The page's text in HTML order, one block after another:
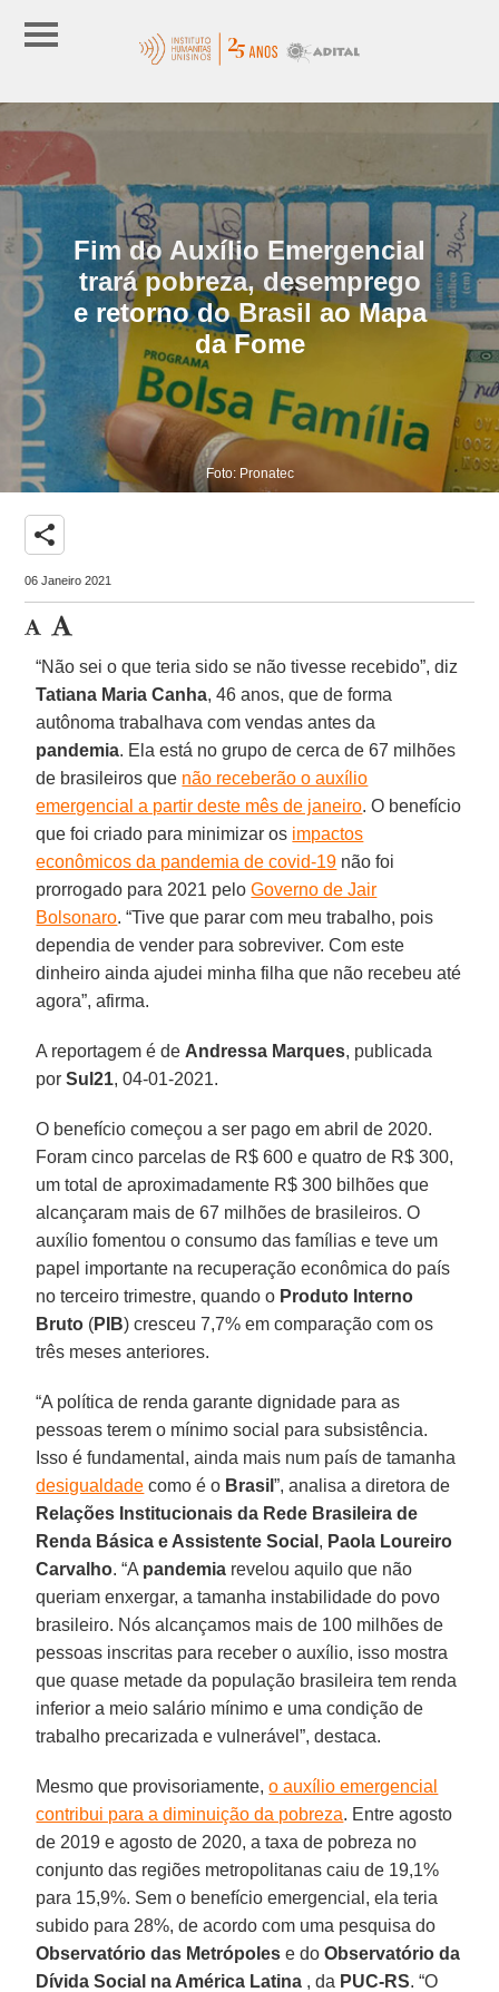
Fim do Auxílio Emergencial
trará pobreza, desemprego
e retorno do Brasil ao Mapa
da Fome
Foto: Pronatec
share
06 Janeiro 2021
“Não sei o que teria sido se não tivesse recebido”, diz
Tatiana Maria Canha, 46 anos, que de forma
autônoma trabalhava com vendas antes da
pandemia. Ela está no grupo de cerca de 67 milhões
de brasileiros que não receberão o auxílio
emergencial a partir deste mês de janeiro. O benefício
que foi criado para minimizar os impactos
econômicos da pandemia de covid-19 não foi
prorrogado para 2021 peloGoverno de Jair
Bolsonaro. “Tive que parar com meu trabalho, pois
dependia de vender para sobreviver. Com este
dinheiro ainda ajudei minha filha que não recebeu até
agora”, afirma.
A reportagem é de Andressa Marques, publicada
porSul21, 04-01-2021.
O benefício começou a ser pago em abril de 2020.
Foram cinco parcelas de R$ 600 e quatro de R$ 300,
um total de aproximadamente R$ 300 bilhões que
alcançaram mais de 67 milhões de brasileiros. O
auxílio fomentou o consumo das famílias e teve um
papel importante na recuperação econômica do país
no terceiro trimestre, quando o Produto Interno
Bruto (PIB) cresceu 7,7% em comparação com os
três meses anteriores.
“A política de renda garante dignidade para as
pessoas terem o mínimo social para subsistência.
Isso é fundamental, ainda mais num país de tamanha
desigualdade como é o Brasil”, analisa a diretora de
Relações Institucionais da Rede Brasileira de
Renda Básica e Assistente Social , Paola Loureiro
Carvalho. “A pandemia revelou aquilo que não
queriam enxergar, a tamanha instabilidade do povo
brasileiro. Nós alcançamos mais de 100 milhões de
pessoas inscritas para receber o auxílio, isso mostra
que quase metade da população brasileira tem renda
inferior a meio salário mínimo e uma condição de
trabalho precarizada e vulnerável”, destaca.
Mesmo que provisoriamente,o auxílio emergencial
contribui para a diminuição da pobreza. Entre agosto
de 2019 e agosto de 2020, a taxa de pobreza no
conjunto das regiões metropolitanas caiu de 19,1%
para 15,9%. Sem o benefício emergencial, ela teria
subido para 28%, de acordo com uma pesquisa do
Observatório das Metrópoles e doObservatório da
Dívida Social na América Latina , da PUC-RS. “O